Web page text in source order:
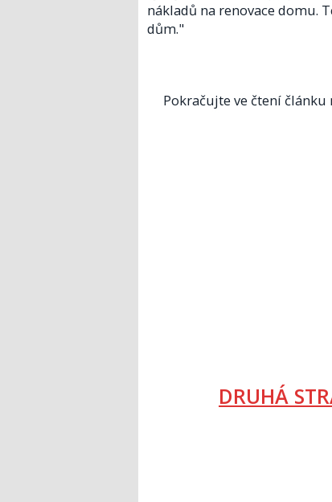
nákladů na renovace domu.
dům."
Pokračujte ve čtení článku
DRUHÁ